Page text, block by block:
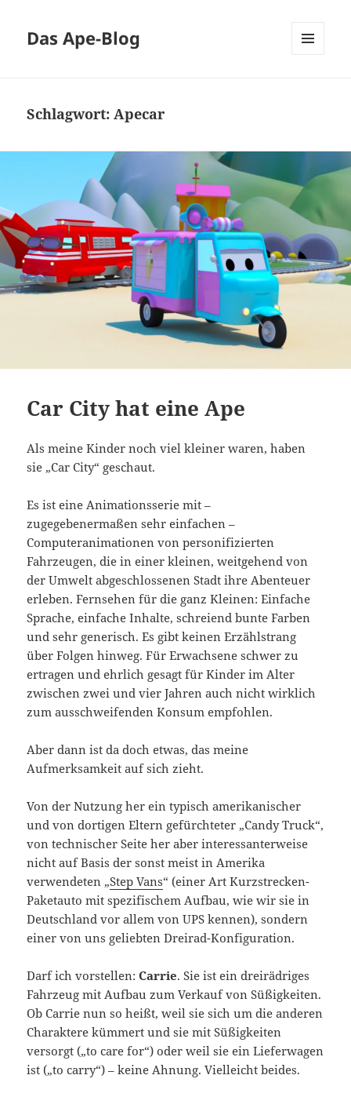
Das Ape-Blog
Schlagwort:Apecar
Car City hat eine Ape
Als meine Kinder noch viel kleiner waren, haben
sie „Car City“ geschaut.
Es ist eine Animationsserie mit –
zugegebenermaßen sehr einfachen –
Computeranimationen von personifizierten
Fahrzeugen, die in einer kleinen, weitgehend von
der Umwelt abgeschlossenen Stadt ihre Abenteuer
erleben. Fernsehen für die ganz Kleinen: Einfache
Sprache, einfache Inhalte, schreiend bunte Farben
und sehr generisch. Es gibt keinen Erzählstrang
über Folgen hinweg. Für Erwachsene schwer zu
ertragen und ehrlich gesagt für Kinder im Alter
zwischen zwei und vier Jahren auch nicht wirklich
zum ausschweifenden Konsum empfohlen.
Aber dann ist da doch etwas, das meine
Aufmerksamkeit auf sich zieht.
Von der Nutzung her ein typisch amerikanischer
und von dortigen Eltern gefürchteter „Candy Truck“,
von technischer Seite her aber interessanterweise
nicht auf Basis der sonst meist in Amerika
verwendeten „Step Vans“ (einer Art Kurzstrecken-
Paketauto mit spezifischem Aufbau, wie wir sie in
Deutschland vor allem von UPS kennen), sondern
einer von uns geliebten Dreirad-Konfiguration.
Darf ich vorstellen:Carrie. Sie ist ein dreirädriges
Fahrzeug mit Aufbau zum Verkauf von Süßigkeiten.
Ob Carrie nun so heißt, weil sie sich um die anderen
Charaktere kümmert und sie mit Süßigkeiten
versorgt („to care for“) oder weil sie ein Lieferwagen
ist („to carry“) – keine Ahnung. Vielleicht beides.